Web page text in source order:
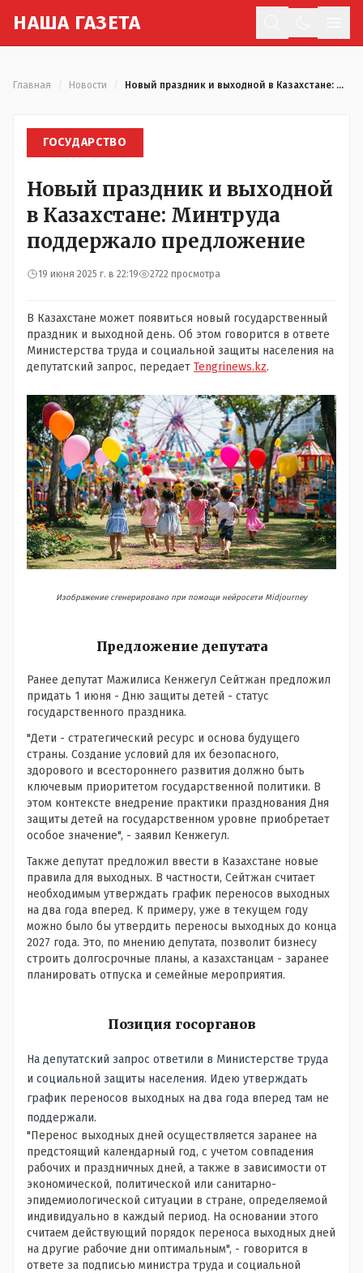
НАША ГАЗЕТА
Главная Новости Новый праздник и выходной в Казахстане: Минтруда поддержало предложение
ГОСУДАРСТВО
Новый праздник и выходной
в Казахстане: Минтруда
поддержало предложение
19 июня 2025 г. в 22:19 2722 просмотра
В Казахстане может появиться новый государственный
праздник и выходной день. Об этом говорится в ответе
Министерства труда и социальной защиты населения на
депутатский запрос, передает Tengrinews.kz.
Изображение сгенерировано при помощи нейросети Midjourney
Предложение депутата
Ранее депутат Мажилиса Кенжегул Сейтжан предложил
придать 1 июня - Дню защиты детей - статус
государственного праздника.
"Дети - стратегический ресурс и основа будущего
страны. Создание условий для их безопасного,
здорового и всестороннего развития должно быть
ключевым приоритетом государственной политики. В
этом контексте внедрение практики празднования Дня
защиты детей на государственном уровне приобретает
особое значение", - заявил Кенжегул.
Также депутат предложил ввести в Казахстане новые
правила для выходных. В частности, Сейтжан считает
необходимым утверждать график переносов выходных
на два года вперед. К примеру, уже в текущем году
можно было бы утвердить переносы выходных до конца
2027 года. Это, по мнению депутата, позволит бизнесу
строить долгосрочные планы, а казахстанцам - заранее
планировать отпуска и семейные мероприятия.
Позиция госорганов
На депутатский запрос ответили в Министерстве труда
и социальной защиты населения. Идею утверждать
график переносов выходных на два года вперед там не
поддержали.
"Перенос выходных дней осуществляется заранее на
предстоящий календарный год, с учетом совпадения
рабочих и праздничных дней, а также в зависимости от
экономической, политической или санитарно-
эпидемиологической ситуации в стране, определяемой
индивидуально в каждый период. На основании этого
считаем действующий порядок переноса выходных дней
на другие рабочие дни оптимальным", - говорится в
ответе за подписью министра труда и социальной